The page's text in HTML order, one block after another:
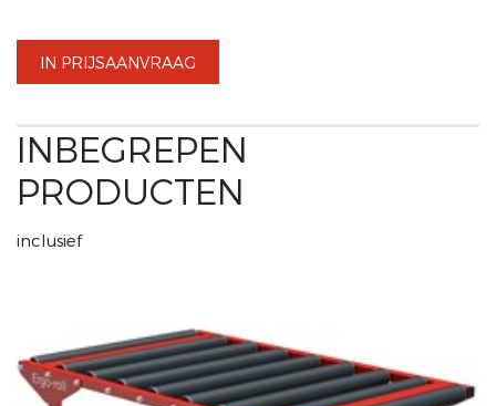
IN PRIJSAANVRAAG
INBEGREPEN
PRODUCTEN
inclusief